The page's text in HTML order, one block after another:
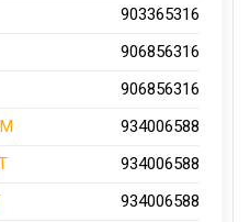
903365316
906856316
906856316
934006588
934006588
934006588